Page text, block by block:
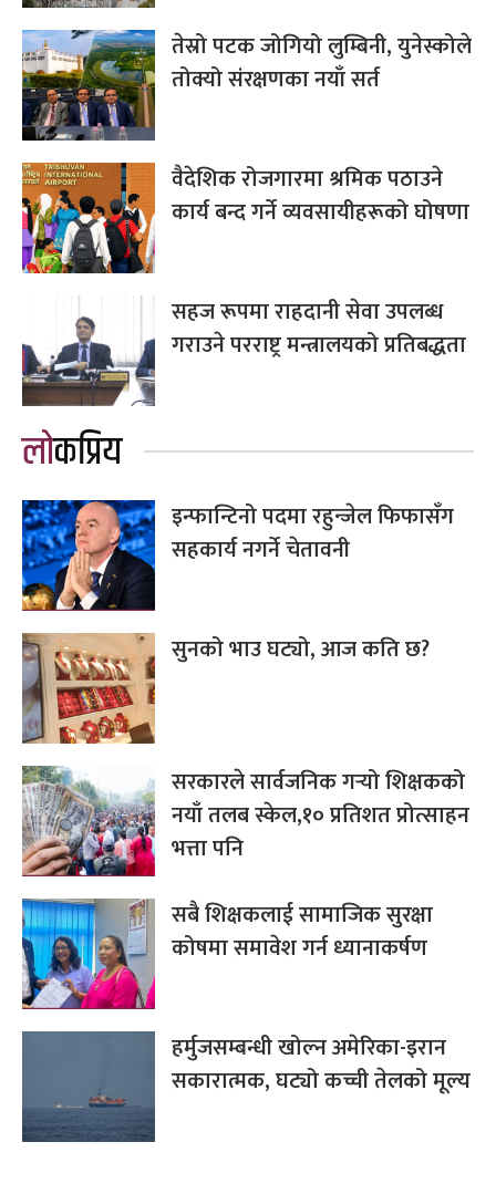
तेस्रो पटक जोगियो लुम्बिनी, युनेस्कोले
तोक्यो संरक्षणका नयाँ सर्त
वैदेशिक रोजगारमा श्रमिक पठाउने
कार्य बन्द गर्ने व्यवसायीहरूको घोषणा
सहज रूपमा राहदानी सेवा उपलब्ध
गराउने परराष्ट्र मन्त्रालयको प्रतिबद्धता
लोकप्रिय
इन्फान्टिनो पदमा रहुन्जेल फिफासँग
सहकार्य नगर्ने चेतावनी
सुनको भाउ घट्यो, आज कति छ?
सरकारले सार्वजनिक गर्‍यो शिक्षकको
नयाँ तलब स्केल,१० प्रतिशत प्रोत्साहन
भत्ता पनि
सबै शिक्षकलाई सामाजिक सुरक्षा
कोषमा समावेश गर्न ध्यानाकर्षण
हर्मुजसम्बन्धी खोल्न अमेरिका-इरान
सकारात्मक, घट्यो कच्ची तेलको मूल्य